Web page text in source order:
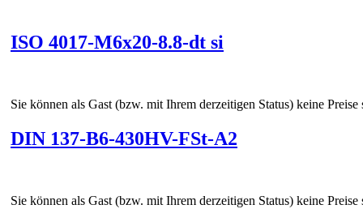
ISO 4017-M6x20-8.8-dt si
Sie können als Gast (bzw. mit Ihrem derzeitigen Status) keine Preise
DIN 137-B6-430HV-FSt-A2
Sie können als Gast (bzw. mit Ihrem derzeitigen Status) keine Preise